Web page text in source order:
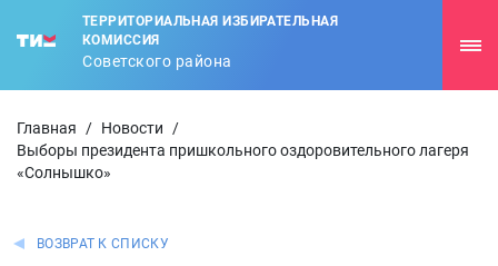
ТЕРРИТОРИАЛЬНАЯ ИЗБИРАТЕЛЬНАЯ
КОМИССИЯ
Советского района
Главная / Новости
/
Выборы президента пришкольного оздоровительного лагеря
«Солнышко»
ВОЗВРАТ К СПИСКУ